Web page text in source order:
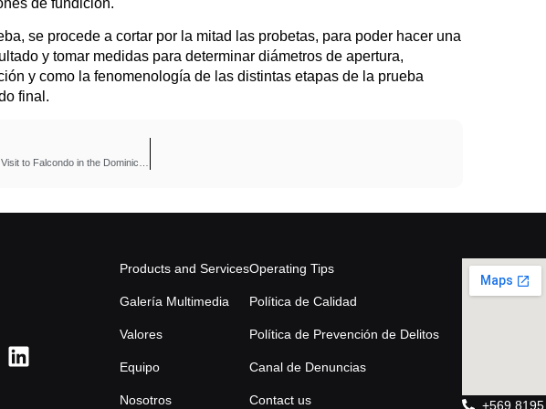
se procede a cortar por la mitad las probetas, para poder hacer una
y tomar medidas para determinar diámetros de apertura,
y como la fenomenología de las distintas etapas de la prueba
final.
Products and Services
Galería Multimedia
Valores
Equipo
Nosotros
Operating Tips
Política de Calidad
Política de Prevención de Delitos
Canal de Denuncias
Contact us +569